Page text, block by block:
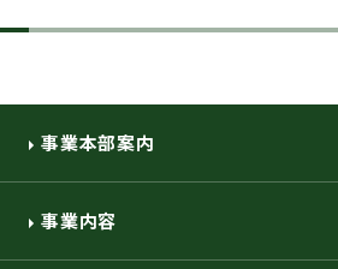
事業本部案内
事業内容